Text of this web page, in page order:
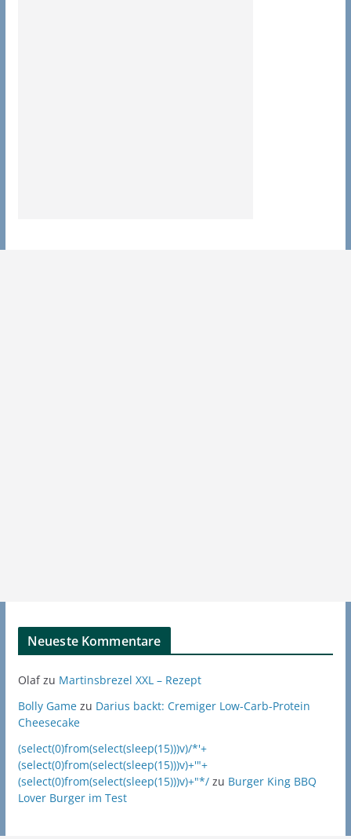
Neueste Kommentare
Olafzu Martinsbrezel XXL – Rezept
Bolly Gamezu Darius backt: Cremiger Low-Carb-Protein
Cheesecake
(select(0)from(select(sleep(15)))v)/*'+
(select(0)from(select(sleep(15)))v)+'"+
(select(0)from(select(sleep(15)))v)+"*/zu Burger King BBQ
Lover Burger im Test